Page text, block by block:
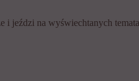
jeździ na wyświechtanych